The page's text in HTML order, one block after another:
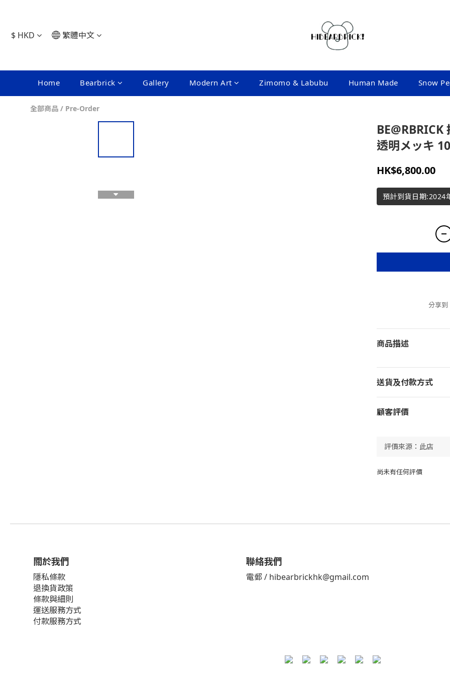
$ HKD 繁體中文
Home Bearbrick Gallery Modern Art Zimomo & Labubu Human Made Snow
全部商品 / Pre-Order
透明メッキ
HK$6,800.00
預計到貨日期:2024
分享到
商品描述
送貨及付款方式
顧客評價
尚未有任何評價
關於我們
隱私條款
退換貨政策
條款與細則
運送服務方式
付款服務方式
聯絡我們
電郵 / hibearbrickhk@gmail.com